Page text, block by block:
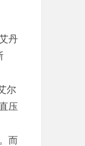
丹
尔
压
而